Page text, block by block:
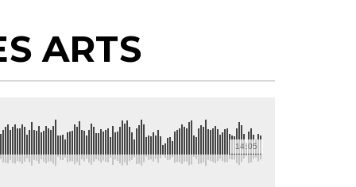
ARTS
14:05